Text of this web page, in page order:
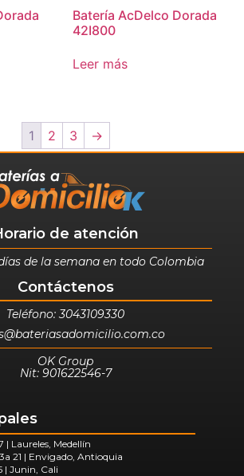
Batería AcDelco Dorada
42I800
Leer más
1 2 3 →
de atención
de la semana en todo Colombia
Contáctenos
Teléfono: 3043109330
OK Group
Nit: 901622546-7
| Laureles, Medellín
21 | Envigado, Antioquia
| Junin, Cali